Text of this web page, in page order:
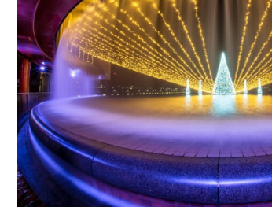
結婚指輪
パーフェクト
セットリング
オンラインシ
来店予約につい
よく